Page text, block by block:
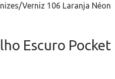
/Verniz 106 Laranja Néon
Escuro Pocket